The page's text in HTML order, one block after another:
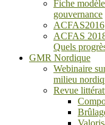
Fiche
gouvernance
ACFAS2016
ACFAS
Quels
GMR Nordique
Webinaire
milieu
Revue